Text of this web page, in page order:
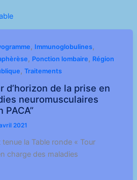
, Immunoglobulines,
, Ponction lombaire, Région
, Traitements
d’horizon de la prise en
neuromusculaires
2021
tenue la Table ronde « Tour
charge des maladies